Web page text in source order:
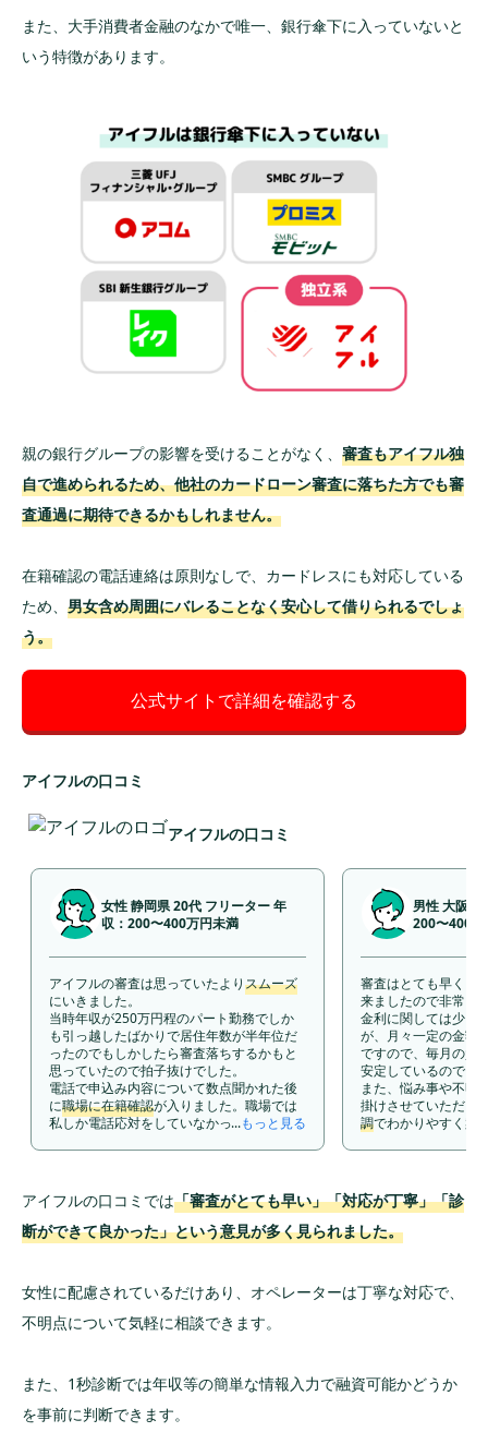
また、大手消費者金融のなかで唯一、銀行傘下に入っていないと
いう特徴があります。
親の銀行グループの影響を受けることがなく、 審査もアイフル独
自で進められるため、他社のカードローン審査に落ちた方でも審
査通過に期待できるかもしれません。
在籍確認の電話連絡は原則なしで、カードレスにも対応している
ため、 男女含め周囲にバレることなく安心して借りられるでしょ
う。
公式サイトで詳細を確認する
アイフルの口コミ
アイフルの口コミ
女性 静岡県 20代 フリーター 年
収：200〜400万円未満
アイフルの審査は思っていたよりスムーズ
にいきました。
当時年収が250万円程のパート勤務でしか
も引っ越したばかりで居住年数が半年位だ
ったのでもしかしたら審査落ちするかもと
思っていたので拍子抜けでした。
電話で申込み内容について数点聞かれた後
に職場に在籍確認が入りました。職場では
私しか電話応対をしていなかったので自分
るということだったので５万円振り込んで
もらいました。
借入上限額が50万円だったので、金利は
18.0%と高いものでしたが、先の事よりも
は9,000円だったので返済がキツいなと感じ
たことは無かったと記憶しています。 アイ
フルのスタッフとの会話は申込み時の電話
無愛想な印象を受けた事はありません。
ているのかなと思います。 独自のサービス
...もっと見る
男性 大阪府
200〜400万
審査はとても早く、
来ましたので非常に
金利に関しては少し
が、月々一定の金額
ですので、毎月の負
安定しているのでと
また、悩み事や不明
掛けさせていただい
調でわかりやすく案
フィアに相談という
に電話をかけること
の答えを聞くことが
いことがいつでも解
アイフルの口コミでは「審査がとても早い」「対応が丁寧」「診
断ができて良かった」という意見が多く見られました。
女性に配慮されているだけあり、オペレーターは丁寧な対応で、
不明点について気軽に相談できます。
また、1秒診断では年収等の簡単な情報入力で融資可能かどうか
を事前に判断できます。